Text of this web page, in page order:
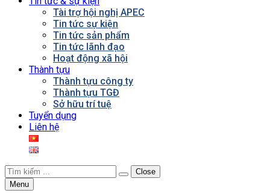
Tài trợ hội nghị APEC
Tin tức sự kiện
Tin tức sản phẩm
Tin tức lãnh đạo
Hoạt động xã hội
Thành tựu
Thành tựu công ty
Thành tựu TGĐ
Sở hữu trí tuệ
Tuyển dụng
Liên hệ
Close
Menu